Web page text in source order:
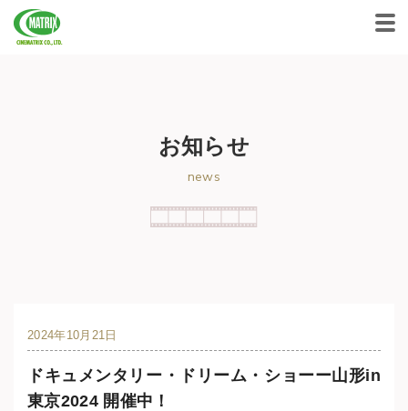
お知らせ
news
2024年10月21日
ドキュメンタリー・ドリーム・ショーー山形in
東京2024 開催中！